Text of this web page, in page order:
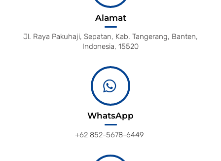
Alamat
Jl. Raya Pakuhaji, Sepatan, Kab. Tangerang, Banten,
Indonesia, 15520
WhatsApp
+62 852-5678-6449